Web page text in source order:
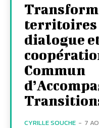
territoires
dialogue
Commun
CYRILLE SOUCHE - 7